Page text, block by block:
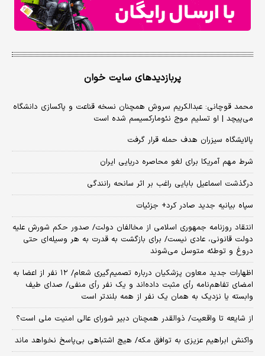
پربازدیدهای سایت خوان
محمد قوچانی: عبدالکریم سروش همچنان نسخه قناعت و پاکسازی دانشگاه
می‌پیچد | او تسلیم موج نئومارکسیسم شده است
پالایشگاه سیزران هدف حمله قرار گرفت
شرط مهم آمریکا برای لغو محاصره دریایی ایران
درگذشت اسماعیل بابایی راغب بر اثر سانحه رانندگی
سپاه بیانیه جدید صادر کرد+ جزئیات
انتقاد روزنامه جمهوری اسلامی از مخالفان دولت/ صدور حکم شورش علیه
دولت قانونی، عادی نیست/ برای بازگشت به قدرت به هر وسیله‌ای حتی
دروغ و توطئه متوسل می‌شوند
اظهارات جدید معاون پزشکیان درباره تصمیم‌گیری شعام/ ۱۲ نفر از اعضا به
امضای تفاهم‌نامه رأی مثبت داده‌اند و یک نفر رأی منفی/ صدای طیف
وابسته یا نزدیک به همان یک نفر از همه بلندتر است
از شایعه تا واقعیت/ ذوالقدر همچنان دبیر شورای ‌عالی امنیت ملی است؟
واکنش ابراهیم عزیزی به توافق مکه/ هیچ اشتباهی بی‌پاسخ نخواهد ماند